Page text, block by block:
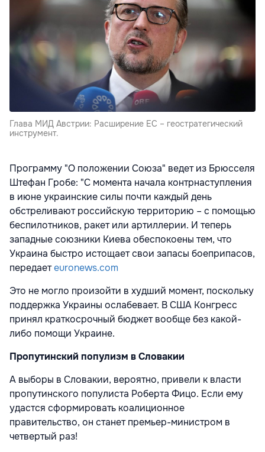
Глава МИД Австрии: Расширение ЕС – геостратегический
инструмент.
Программу "О положении Союза" ведет из Брюсселя
Штефан Гробе: "С момента начала контрнаступления
в июне украинские силы почти каждый день
обстреливают российскую территорию – с помощью
беспилотников, ракет или артиллерии. И теперь
западные союзники Киева обеспокоены тем, что
Украина быстро истощает свои запасы боеприпасов,
передаетeuronews.com
Это не могло произойти в худший момент, поскольку
поддержка Украины ослабевает. В США Конгресс
принял краткосрочный бюджет вообще без какой-
либо помощи Украине.
Пропутинский популизм в Словакии
А выборы в Словакии, вероятно, привели к власти
пропутинского популиста Роберта Фицо. Если ему
удастся сформировать коалиционное
правительство, он станет премьер-министром в
четвертый раз!